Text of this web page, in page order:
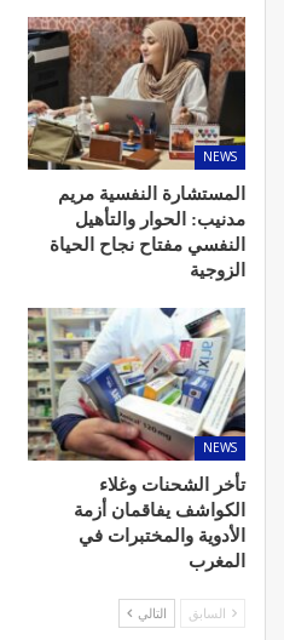
NEWS
المستشارة النفسية مريم
مدنيب: الحوار والتأهيل
النفسي مفتاح نجاح الحياة
الزوجية
NEWS
تأخر الشحنات وغلاء
الكواشف يفاقمان أزمة
الأدوية والمختبرات في
المغرب
السابق التالي